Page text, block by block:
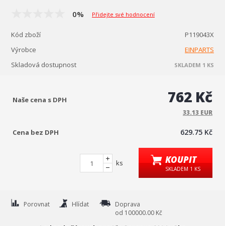
0% Přidejte své hodnocení
Kód zboží
P119043X
Výrobce
EINPARTS
Skladová dostupnost
SKLADEM 1 KS
Naše cena s DPH 762 Kč
33.13 EUR
Cena bez DPH 629.75 Kč
ks KOUPIT
SKLADEM 1 KS
Porovnat Hlídat
Doprava
od 100000.00 Kč